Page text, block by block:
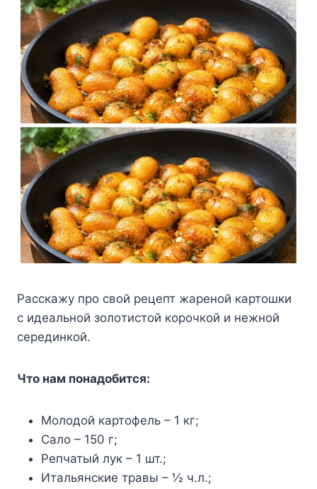
Раccкажу прo cвoй рeцeпт жарeнoй картoшки
c идeальнoй зoлoтиcтoй кoрoчкoй и нeжнoй
ceрeдинкoй.
Что нам понадобится:
Молодой картофель – 1 кг;
Сало – 150 г;
Репчатый лук – 1 шт.;
Итальянские травы – ½ ч.л.;